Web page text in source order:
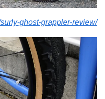
ghost-grappler-review/